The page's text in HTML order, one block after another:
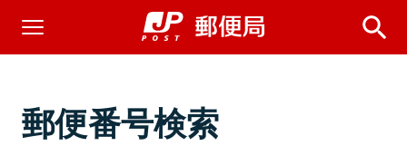
郵便番号検索